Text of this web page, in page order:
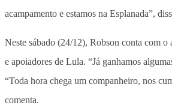
acampamento e estamos na Esplanada”,
Neste sábado (24/12), Robson conta com o
e apoiadores de Lula. “Já ganhamos
“Toda hora chega um companheiro, nos
comenta.